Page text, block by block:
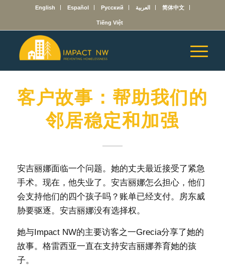
English Español Русский العربية 简体中文
Tiếng Việt
客户故事：帮助我们的
邻居稳定和加强
安吉丽娜面临一个问题。她的丈夫最近接受了紧急
手术。现在，他失业了。安吉丽娜怎么担心，他们
会支持他们的四个孩子吗？账单已经支付。房东威
胁要驱逐。安吉丽娜没有选择权。
她与Impact NW的主要访客之一Grecia分享了她的
故事。格雷西亚一直在支持安吉丽娜养育她的孩
子。